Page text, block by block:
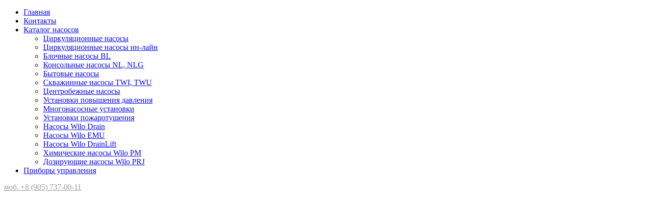
Главная
Контакты
Каталог насосов
Циркуляционные насосы
Циркуляционные насосы ин-лайн
Блочные насосы BL
Консольные насосы NL, NLG
Бытовые насосы
Скважинные насосы TWI, TWU
Центробежные насосы
Установки повышения давления
Многонасосные установки
Установки пожаротушения
Насосы Wilo Drain
Насосы Wilo EMU
Насосы Wilo DrainLift
Химические насосы Wilo PM
Дозирующие насосы Wilo PRJ
Приборы управления
моб. +8 (905) 737-00-11